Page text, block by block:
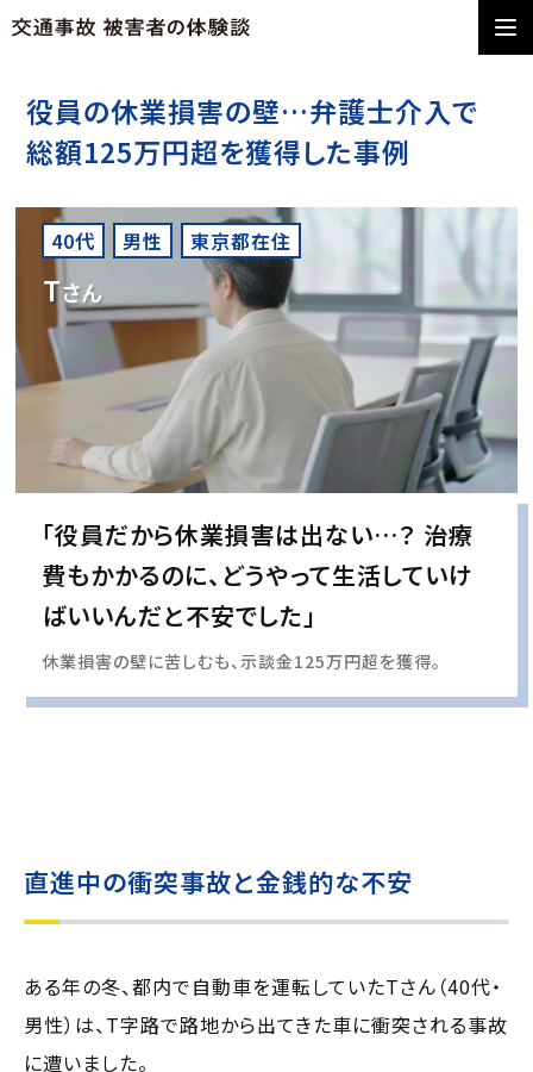
役員の休業損害の壁…弁護士介入で
総額125万円超を獲得した事例
40代 男性 東京都在住
Tさん
「役員だから休業損害は出ない…？ 治療
費もかかるのに、どうやって生活していけ
ばいいんだと不安でした」
休業損害の壁に苦しむも、示談金125万円超を獲得。
直進中の衝突事故と金銭的な不安
ある年の冬、都内で自動車を運転していたTさん（40代・
男性）は、T字路で路地から出てきた車に衝突される事故
に遭いました。